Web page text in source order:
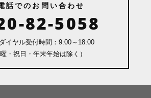
話でのお問い合わせ
82-5058
イヤル受付時間：9:00～18:00
曜・祝日・年末年始は除く）